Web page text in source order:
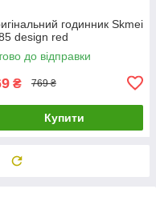
годинник Skmei
design red
до відправки
₴ 769 ₴
Купити